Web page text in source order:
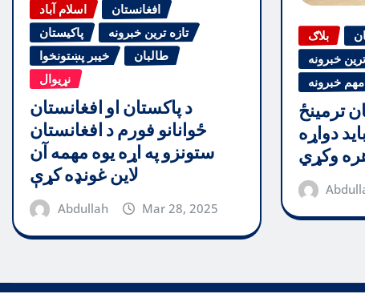
اسلام آباد
افغانستان
پاکیستان
تازه ترین خبرونه
خیبر پښتونخوا
طالبان
نړیوال
د پاکستان او افغانستان
ځوانانو فورم د افغانستان
ستونزو په اړه یوه مهمه آن
لاین غونډه کړې
Abdullah Mar 28, 2025
بلاګ
خبرونه
مهم خبرونه
ترمینځ
دواړه
وکړي